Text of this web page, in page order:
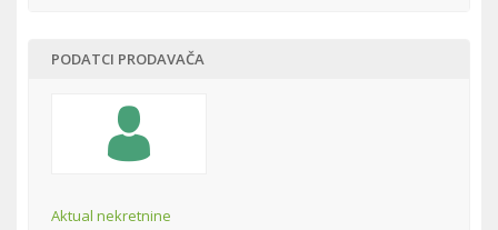
PODATCI PRODAVAČA
Aktual nekretnine